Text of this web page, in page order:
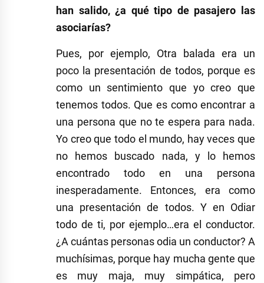
han salido, ¿a qué tipo de pasajero las
asociarías?
Pues, por ejemplo, Otra balada era un
poco la presentación de todos, porque es
como un sentimiento que yo creo que
tenemos todos. Que es como encontrar a
una persona que no te espera para nada.
Yo creo que todo el mundo, hay veces que
no hemos buscado nada, y lo hemos
encontrado todo en una persona
inesperadamente. Entonces, era como
una presentación de todos. Y en Odiar
todo de ti, por ejemplo…era el conductor.
¿A cuántas personas odia un conductor? A
muchísimas, porque hay mucha gente que
es muy maja, muy simpática, pero